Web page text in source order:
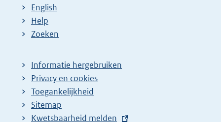
English
Help
Zoeken
Informatie hergebruiken
Privacy en cookies
Toegankelijkheid
Sitemap
E
Kwetsbaarheid melden